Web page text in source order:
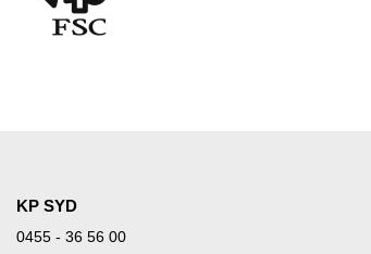
KP SYD
0455 - 36 56 00